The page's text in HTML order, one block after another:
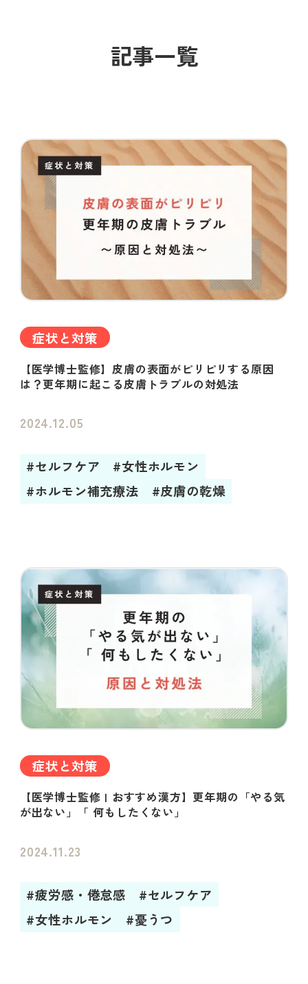
記事一覧
症状と対策
【医学博士監修】皮膚の表面がピリピリする原因
は？更年期に起こる皮膚トラブルの対処法
2024.12.05
#セルフケア
#女性ホルモン
#ホルモン補充療法
#皮膚の乾燥
症状と対策
【医学博士監修 | おすすめ漢方】更年期の「やる気
が出ない」「 何もしたくない」
2024.11.23
#疲労感・倦怠感
#セルフケア
#女性ホルモン
#憂うつ